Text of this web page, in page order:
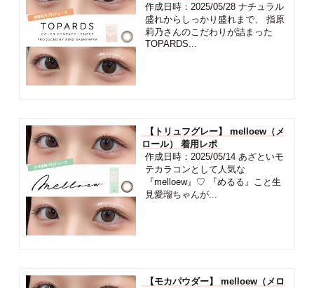
作成日時：2025/05/28 ナチュラル
盛れからしっかり盛れまで、 指原
莉乃さんのこだわりが詰まった
TOPARDS...
【トリュフグレー】 melloew（メ
ロール） 着用レポ
作成日時：2025/05/14 あざといモ
テカラコンとして人気な
『melloew』♡ 『めるる』こと生
見愛瑠ちゃんが...
【モカパウダー】 melloew（メロ